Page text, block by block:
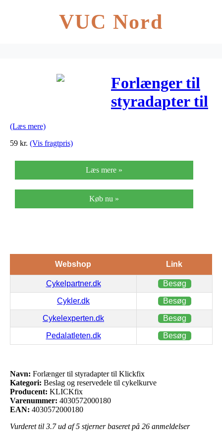
VUC Nord
Forlænger til
styradapter til
(Læs mere)
59 kr. (Vis fragtpris)
Læs mere »
Køb nu »
Webshop Link
Cykelpartner.dk Besøg
Cykler.dk Besøg
Cykelexperten.dk Besøg
Pedalatleten.dk Besøg
Navn: Forlænger til styradapter til Klickfix
Kategori: Beslag og reservedele til cykelkurve
Producent: KLICKfix
Varenummer: 4030572000180
EAN: 4030572000180
Vurderet til 3.7ud af 5 stjerner baseret på 26 anmeldelser